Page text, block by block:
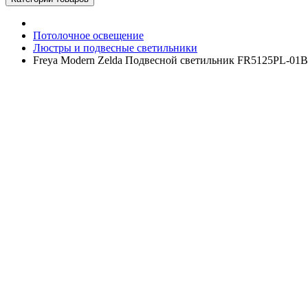
Потолочное освещение
Люстры и подвесные светильники
Freya Modern Zelda Подвесной светильник FR5125PL-